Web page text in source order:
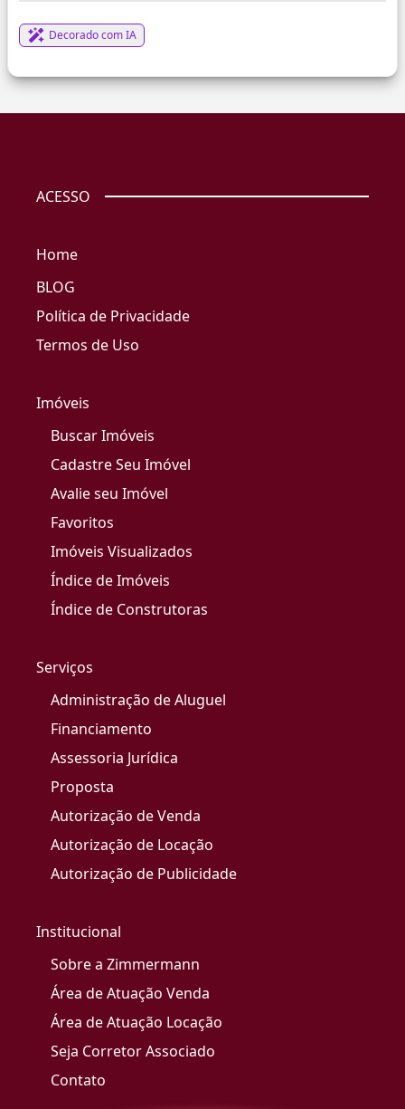
Decorado com IA
ACESSO
Home
BLOG
Política de Privacidade
Termos de Uso
Imóveis
Buscar Imóveis
Cadastre Seu Imóvel
Avalie seu Imóvel
Favoritos
Imóveis Visualizados
Índice de Imóveis
Índice de Construtoras
Serviços
Administração de Aluguel
Financiamento
Assessoria Jurídica
Proposta
Autorização de Venda
Autorização de Locação
Autorização de Publicidade
Institucional
Sobre a Zimmermann
Área de Atuação Venda
Área de Atuação Locação
Seja Corretor Associado
Contato